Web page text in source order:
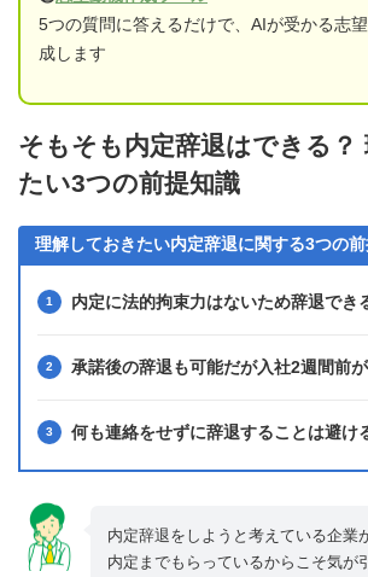
5つの質問に答えるだけで、AIが受かる志
成します
そもそも内定辞退はできる？
たい3つの前提知識
理解しておきたい内定辞退に関する3つの
内定に法的拘束力はないため辞退でき
承諾後の辞退も可能だが入社2週間前
何も連絡をせずに辞退することは避け
内定辞退をしようと考えている企業
内定までもらっているからこそ気が